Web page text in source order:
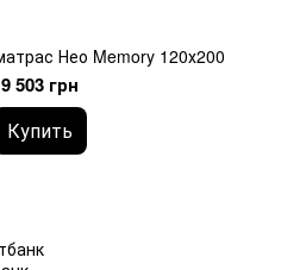
Нео Memory 120х200
9 503 грн
Купить